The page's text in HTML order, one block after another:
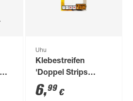
Uhu
Klebestreifen
'Doppel Strips
Extrem D' weiß 16
Stk.
6,99 €